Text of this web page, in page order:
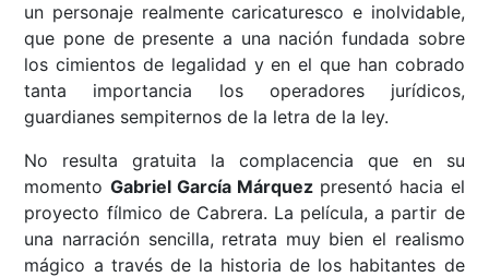
un personaje realmente caricaturesco e inolvidable,
que pone de presente a una nación fundada sobre
los cimientos de legalidad y en el que han cobrado
tanta importancia los operadores jurídicos,
guardianes sempiternos de la letra de la ley.
No resulta gratuita la complacencia que en su
momento Gabriel García Márquez presentó hacia el
proyecto fílmico de Cabrera. La película, a partir de
una narración sencilla, retrata muy bien el realismo
mágico a través de la historia de los habitantes de